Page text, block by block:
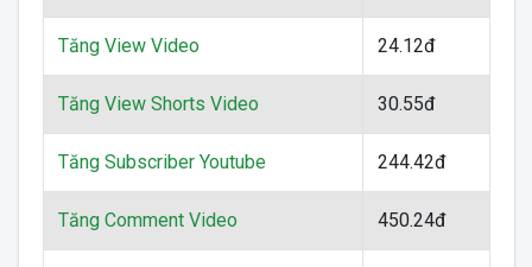
Tăng View Video 24.12đ
Tăng View Shorts Video 30.55đ
Tăng Subscriber Youtube 244.42đ
Tăng Comment Video 450.24đ